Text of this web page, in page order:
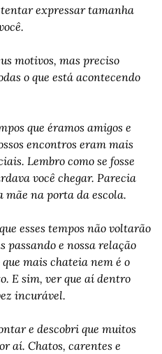
expressar tamanha
motivos, mas preciso
o que está acontecendo
que éramos amigos e
encontros eram mais
Lembro como se fosse
você chegar. Parecia
na porta da escola.
esses tempos não voltarão
passando e nossa relação
mais chateia nem é o
E sim, ver que aí dentro
incurável.
e descobri que muitos
aí. Chatos, carentes e